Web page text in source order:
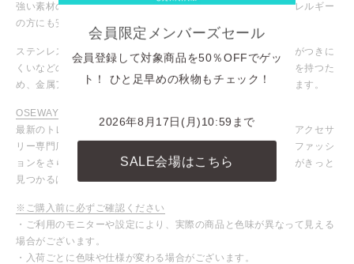
強い素材の為、なめらかな質感、輝きを長く保ちます。金属アレルギー
の方にも安心してご使用いただけます。
ステンレスポストは、さびにくく、変色や腐食、熱に強い、傷がつきに
くいなどの特徴があります。また、金属が溶け出しにくい性質を持つた
め、金属アレルギー反応を起こしにくい素材として知られています。
OSEWAYA / オセワヤ
最新のトレンドアイテムからマストなデイリーアイテムまで、アクセサ
リー専門店ならではの豊富な商品ラインナップ！お気に入りのファッシ
ョンをさらに引き立ててくれる、あなたにピッタリのアイテムがきっと
見つかるはず！
※ご購入前に必ずご確認ください
・ご利用のモニターや設定により、実際の商品と色味が異なって見える
場合がございます。
・入荷ごとに色味や仕様が変わる場合がございます。
会員限定メンバーズセール
会員登録して対象商品を50％OFFでゲッ
ト！ ひと足早めの秋物もチェック！
2026年8月17日(月)10:59まで
SALE会場はこちら